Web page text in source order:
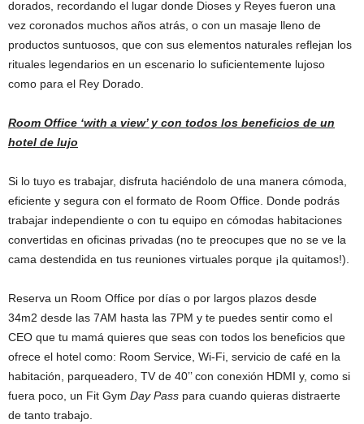
dorados, recordando el lugar donde Dioses y Reyes fueron una
vez coronados muchos años atrás, o con un masaje lleno de
productos suntuosos, que con sus elementos naturales reflejan los
rituales legendarios en un escenario lo suficientemente lujoso
como para el Rey Dorado.
Room Office ‘with a view’ y con todos los beneficios de un
hotel de lujo
Si lo tuyo es trabajar, disfruta haciéndolo de una manera cómoda,
eficiente y segura con el formato de Room Office. Donde podrás
trabajar independiente o con tu equipo en cómodas habitaciones
convertidas en oficinas privadas (no te preocupes que no se ve la
cama destendida en tus reuniones virtuales porque ¡la quitamos!).
Reserva un Room Office por días o por largos plazos desde
34m2 desde las 7AM hasta las 7PM y te puedes sentir como el
CEO que tu mamá quieres que seas con todos los beneficios que
ofrece el hotel como: Room Service, Wi-Fi, servicio de café en la
habitación, parqueadero, TV de 40’’ con conexión HDMI y, como si
fuera poco, un Fit Gym Day Pass para cuando quieras distraerte
de tanto trabajo.